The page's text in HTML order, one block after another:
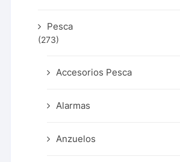
Pesca
(273)
Accesorios Pesca
Alarmas
Anzuelos